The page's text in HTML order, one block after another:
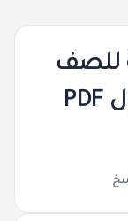
للصف
الثاني الاعدادي الترم الاول PDF